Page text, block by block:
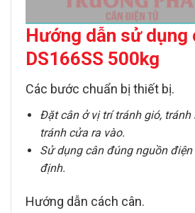
Hướng dẫn sử dụng
DS166SS 500kg
Các bước chuẩn bị thiết bị.
Đặt cân ở vị trí tránh gió, tránh
tránh cửa ra vào.
Sử dụng cân đúng nguồn
định.
Hướng dẫn cách cân.